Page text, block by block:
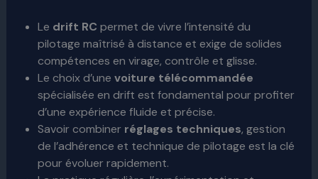
Le drift RC permet de vivre l’intensité du
pilotage maîtrisé à distance et exige de solides
compétences en virage, contrôle et glisse.
Le choix d’une voiture télécommandée
spécialisée en drift est fondamental pour profiter
d’une expérience fluide et précise.
Savoir combiner réglages techniques, gestion
de l’adhérence et technique de pilotage est la clé
pour évoluer rapidement.